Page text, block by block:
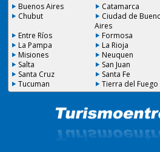
Buenos Aires Catamarca
Chubut
Ciudad de
Aires
Entre Ríos
Formosa
La Pampa
La Rioja
Misiones
Neuquen
Salta
San Juan
Santa Cruz
Santa Fe
Tucuman
Tierra del Fuego